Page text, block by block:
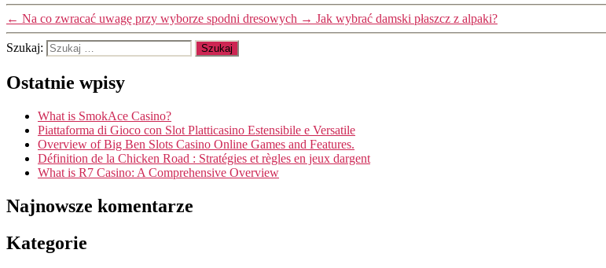
← Na co zwracać uwagę przy wyborze spodni dresowych → Jak wybrać damski płaszcz z alpaki?
Szukaj:
Ostatnie wpisy
What is SmokAce Casino?
Piattaforma di Gioco con Slot Platticasino Estensibile e Versatile
Overview of Big Ben Slots Casino Online Games and Features.
Définition de la Chicken Road : Stratégies et règles en jeux dargent
What is R7 Casino: A Comprehensive Overview
Najnowsze komentarze
Kategorie